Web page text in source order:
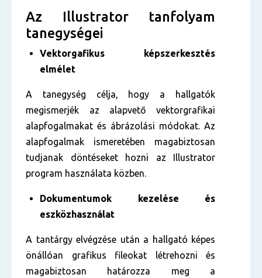
Az Illustrator tanfolyam
tanegységei
Vektorgafikus képszerkesztés
elmélet
A tanegység célja, hogy a hallgatók
megismerjék az alapvető vektorgrafikai
alapfogalmakat és ábrázolási módokat. Az
alapfogalmak ismeretében magabiztosan
tudjanak döntéseket hozni az Illustrator
program használata közben.
Dokumentumok kezelése és
eszközhasználat
A tantárgy elvégzése után a hallgató képes
önállóan grafikus fileokat létrehozni és
magabiztosan határozza meg a